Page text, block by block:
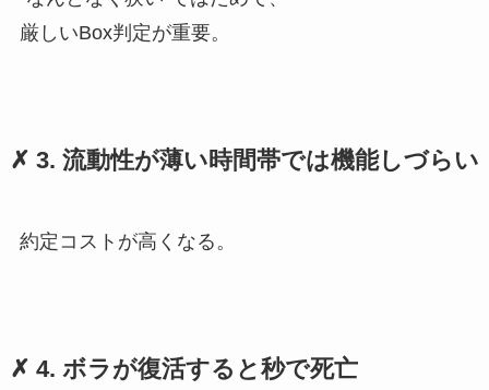
厳しいBox判定が重要。
✗ 3. 流動性が薄い時間帯では機能しづらい
約定コストが高くなる。
✗ 4. ボラが復活すると秒で死亡